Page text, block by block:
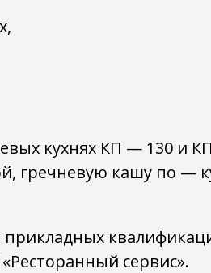
кухнях КП — 130 и
гречневую кашу по —
сервис».